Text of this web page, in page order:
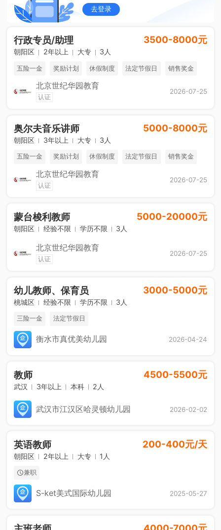
去登录
行政专员/助理 3500-8000元
朝阳区 2年以上 大专 3人
五险一金 奖励计划 休假制度 法定节假日 销售奖金
免费进修 海外游学 综合补贴
北京世纪华园教育
认证
2026-07-25
奥尔夫音乐讲师 5000-8000元
朝阳区 3年以上 大专 3人
五险一金 奖励计划 休假制度 法定节假日 销售奖金
免费进修 海外游学 综合补贴
北京世纪华园教育
认证
2026-07-25
蒙台梭利教师 5000-20000元
朝阳区 经验不限 学历不限 3人
北京世纪华园教育
认证
2026-07-25
幼儿教师、保育员 3000-5000元
桃城区 经验不限 学历不限 3人
三险一金 法定节假日
衡水市真优美幼儿园 2026-04-24
教师 4500-5500元
武汉 3年以上 本科 2人
武汉市江汉区哈灵顿幼儿园 2026-02-02
英语教师 200-400元/天
朝阳区 2年以上 大专 1人
兼职
S-ket美式国际幼儿园 2025-05-27